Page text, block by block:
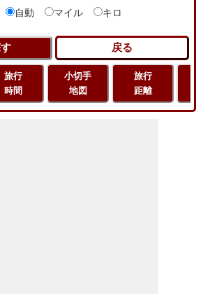
自動 マイル キロ
旅行
時間
小切手
地図
旅行
距離